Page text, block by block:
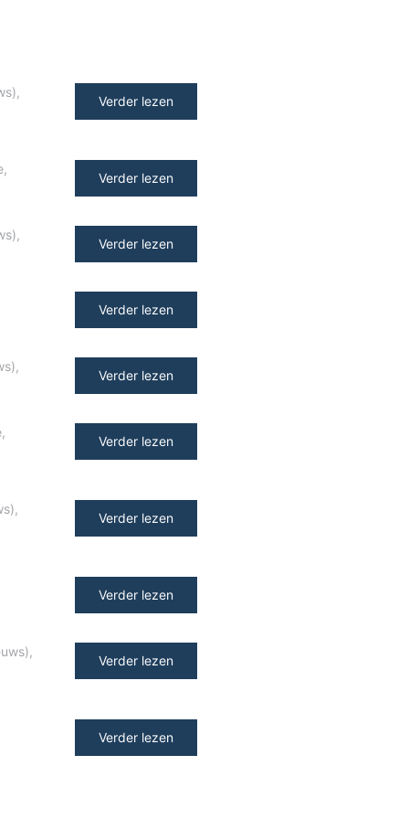
,
Verder lezen
,
Verder lezen
,
Verder lezen
Verder lezen
,
Verder lezen
,
Verder lezen
,
Verder lezen
Verder lezen
,
Verder lezen
Verder lezen